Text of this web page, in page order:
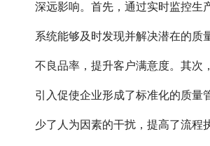
深远影响。首先，通过实时监控生
系统能够及时发现并解决潜在的质
不良品率，提升客户满意度。其次
引入促使企业形成了标准化的质量
少了人为因素的干扰，提高了流程